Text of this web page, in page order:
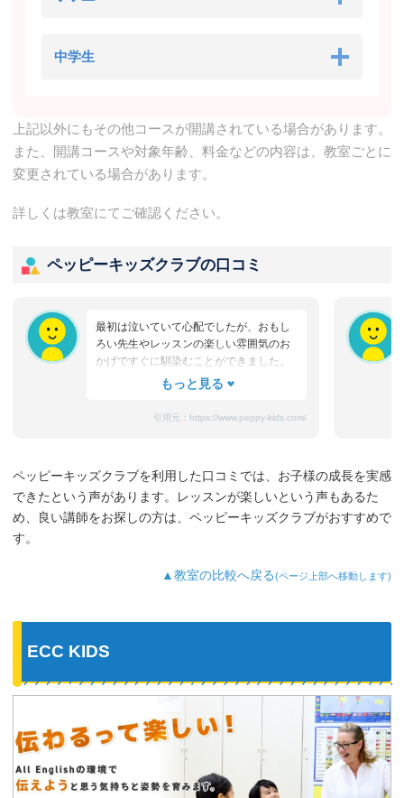
中学生
上記以外にもその他コースが開講されている場合があります。
また、開講コースや対象年齢、料金などの内容は、教室ごとに
変更されている場合があります。
詳しくは教室にてご確認ください。
ペッピーキッズクラブの口コミ
最初は泣いていて心配でしたが、おもし
ろい先生やレッスンの楽しい雰囲気のお
かげですぐに馴染むことができました。
たまにママと離れるときに嫌がることも
れ、お迎えのときはいつも笑顔です。
3歳児を飽きさせない充実したレッスンだ
と思います。うちの子は特に歌やダンス
が好きなようで、よく「Hello～♪」と歌
ど、色んなものを英語で教えてくれるよ
うになり、英語が身についてきているの
引用元： https://www.peppy-kids.com/
ペッピーキッズクラブを利用した口コミでは、お子様の成長を実感
できたという声があります。レッスンが楽しいという声もあるた
め、良い講師をお探しの方は、ペッピーキッズクラブがおすすめで
す。
▲教室の比較へ戻る(ページ上部へ移動します)
ECC KIDS